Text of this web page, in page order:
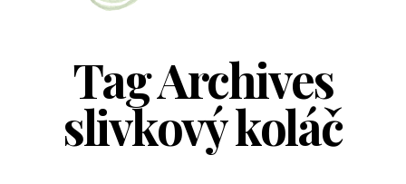
Tag Archives
slivkový koláč